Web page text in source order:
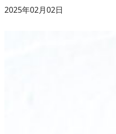
2025年02月02日